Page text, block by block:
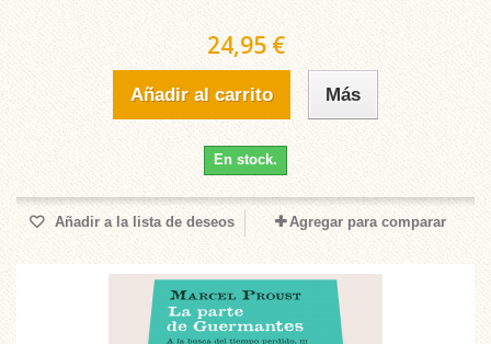
24,95 €
Añadir al carrito Más
En stock.
Añadir a la lista de deseos Agregar para comparar